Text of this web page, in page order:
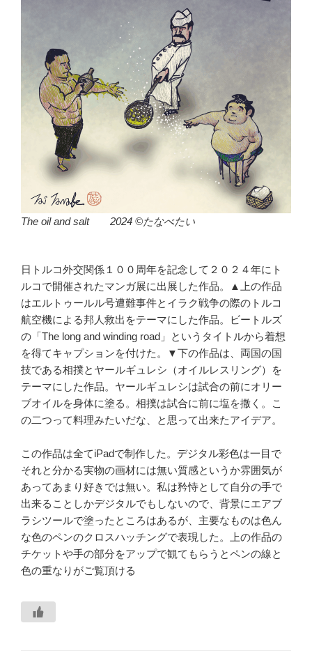
The oil and salt 2024 ©たなべたい
日トルコ外交関係１００周年を記念して２０２４年にト
ルコで開催されたマンガ展に出展した作品。▲上の作品
はエルトゥールル号遭難事件とイラク戦争の際のトルコ
航空機による邦人救出をテーマにした作品。ビートルズ
の「The long and winding road」というタイトルから着想
を得てキャプションを付けた。▼下の作品は、両国の国
技である相撲とヤールギュレシ（オイルレスリング）を
テーマにした作品。ヤールギュレシは試合の前にオリー
ブオイルを身体に塗る。相撲は試合に前に塩を撒く。こ
の二つって料理みたいだな、と思って出来たアイデア。
この作品は全てiPadで制作した。デジタル彩色は一目で
それと分かる実物の画材には無い質感というか雰囲気が
あってあまり好きでは無い。私は矜恃として自分の手で
出来ることしかデジタルでもしないので、背景にエアブ
ラシツールで塗ったところはあるが、主要なものは色ん
な色のペンのクロスハッチングで表現した。上の作品の
チケットや手の部分をアップで観てもらうとペンの線と
色の重なりがご覧頂ける